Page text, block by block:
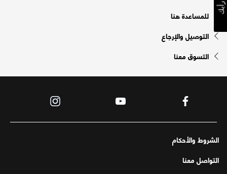
للمساعدة هنا
التوصيل والإرجاع
التسوق معنا
الشروط والأحكام
التواصل معنا
رأيك